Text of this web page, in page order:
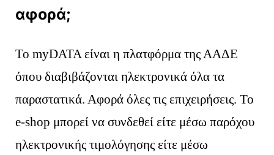
αφορά;
Το myDATA είναι η πλατφόρμα της ΑΑΔΕ
όπου διαβιβάζονται ηλεκτρονικά όλα τα
παραστατικά. Αφορά όλες τις επιχειρήσεις. Το
e-shop μπορεί να συνδεθεί είτε μέσω παρόχου
ηλεκτρονικής τιμολόγησης είτε μέσω